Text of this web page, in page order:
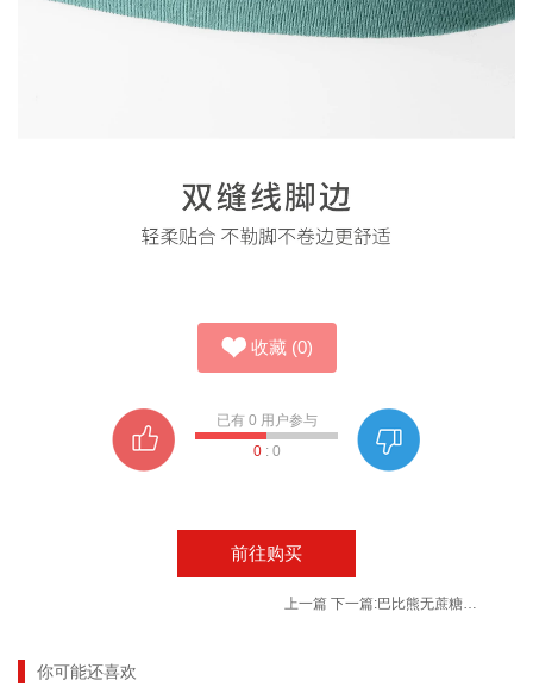
收藏 (0)
已有 0 用户参与
0: 0
前往购买
上一篇 下一篇:
你可能还喜欢